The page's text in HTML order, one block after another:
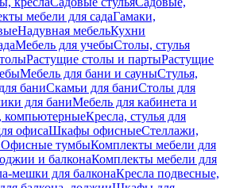
мебели для садаГамаки,
Надувная мебельКухни
Мебель для учебыСтолы, стулья
Растущие столы и партыРастущие
Мебель для бани и сауныСтулья,
баниСкамьи для баниСтолы для
для баниМебель для кабинета и
Кресла, стулья для
офисаШкафы офисныеСтеллажи,
Офисные тумбыКомплекты мебели для
и балконаКомплекты мебели для
мешки для балконаКресла подвесные,